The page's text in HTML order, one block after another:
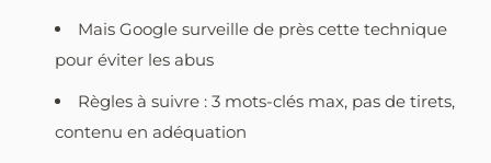
Mais Google surveille de près cette technique
pour éviter les abus
Règles à suivre : 3 mots-clés max, pas de tirets,
contenu en adéquation